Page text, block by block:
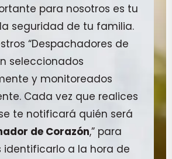
para nosotros es tu
seguridad de tu familia.
“Despachadores de
seleccionados
y monitoreados
Cada vez que realices
te notificará quién será
de Corazón,” para
identificarlo a la hora de